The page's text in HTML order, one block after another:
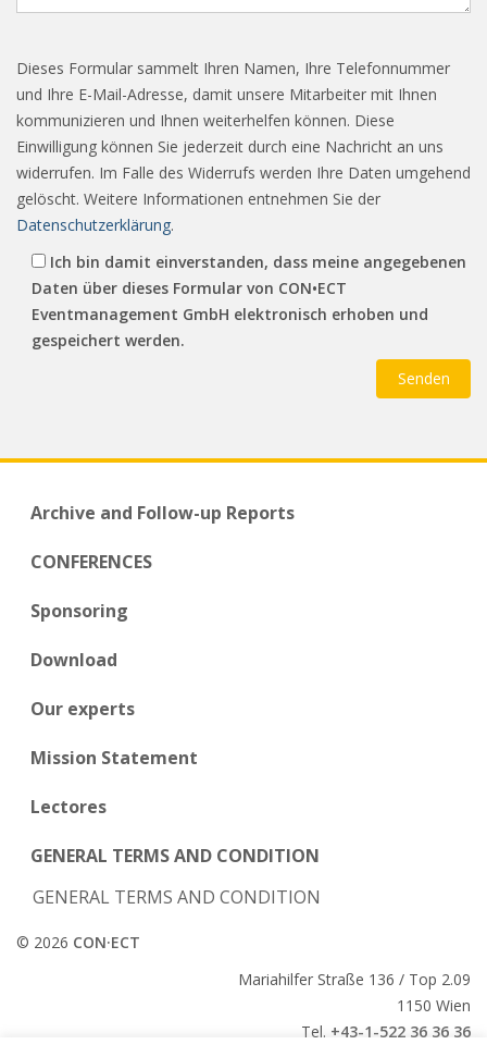
Dieses Formular sammelt Ihren Namen, Ihre Telefonnummer
und Ihre E-Mail-Adresse, damit unsere Mitarbeiter mit Ihnen
kommunizieren und Ihnen weiterhelfen können. Diese
Einwilligung können Sie jederzeit durch eine Nachricht an uns
widerrufen. Im Falle des Widerrufs werden Ihre Daten umgehend
gelöscht. Weitere Informationen entnehmen Sie der
Datenschutzerklärung.
Ich bin damit einverstanden, dass meine angegebenen
Daten über dieses Formular von CON•ECT
Eventmanagement GmbH elektronisch erhoben und
gespeichert werden.
Archive and Follow-up Reports
CONFERENCES
Sponsoring
Download
Our experts
Mission Statement
Lectores
GENERAL TERMS AND CONDITION
GENERAL TERMS AND CONDITION
© 2026 CON·ECT
Mariahilfer Straße 136 / Top 2.09
1150 Wien
Tel. +43-1-522 36 36 36